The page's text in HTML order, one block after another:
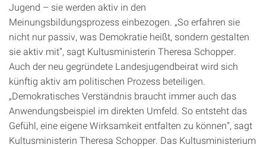
Jugend – sie werden aktiv in den
Meinungsbildungsprozess einbezogen. „So erfahren sie
nicht nur passiv, was Demokratie heißt, sondern gestalten
sie aktiv mit”, sagt Kultusministerin Theresa Schopper.
Auch der neu gegründete Landesjugendbeirat wird sich
künftig aktiv am politischen Prozess beteiligen.
„Demokratisches Verständnis braucht immer auch das
Anwendungsbeispiel im direkten Umfeld. So entsteht das
Gefühl, eine eigene Wirksamkeit entfalten zu können”, sagt
Kultusministerin Theresa Schopper. Das Kultusministerium